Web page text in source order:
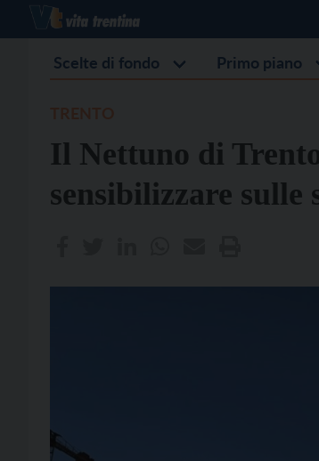
Scelte di fondo Primo piano
Il Nettuno di
sensibilizzare sulle